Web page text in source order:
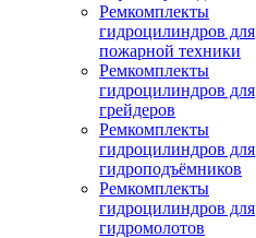
Ремкомплекты
гидроцилиндров для
пожарной техники
Ремкомплекты
гидроцилиндров для
грейдеров
Ремкомплекты
гидроцилиндров для
гидроподъёмников
Ремкомплекты
гидроцилиндров для
гидромолотов